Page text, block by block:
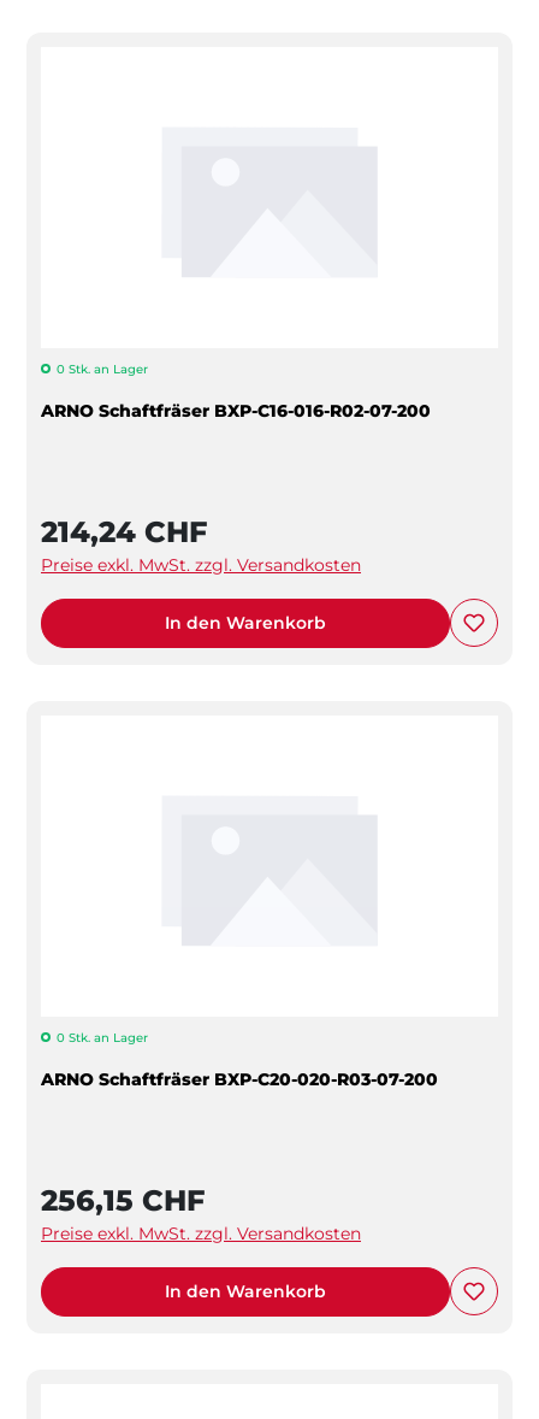
0 Stk. an Lager
ARNO Schaftfräser BXP-C16-016-R02-07-200
214,24 CHF
Preise exkl. MwSt. zzgl. Versandkosten
In den Warenkorb
0 Stk. an Lager
ARNO Schaftfräser BXP-C20-020-R03-07-200
256,15 CHF
Preise exkl. MwSt. zzgl. Versandkosten
In den Warenkorb